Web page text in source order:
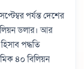
পর্যন্ত দেশের
ডলার। আর
পদ্ধতি
৪০ বিলিয়ন